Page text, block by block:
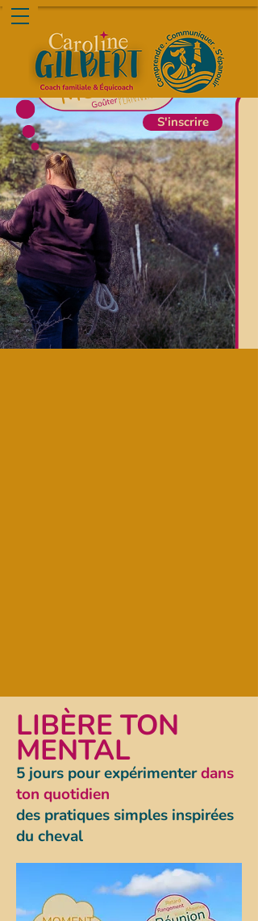
S'inscrire
LIBÈRE TON
MENTAL
5 jours pour expérimenterdans
ton quotidien
des pratiques simples inspirées
du cheval